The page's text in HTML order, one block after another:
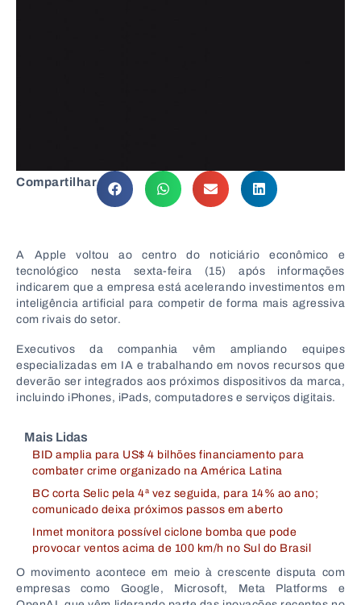
Compartilhar
A Apple voltou ao centro do noticiário econômico e
tecnológico nesta sexta-feira (15) após informações
indicarem que a empresa está acelerando investimentos em
inteligência artificial para competir de forma mais agressiva
com rivais do setor.
Executivos da companhia vêm ampliando equipes
especializadas em IA e trabalhando em novos recursos que
deverão ser integrados aos próximos dispositivos da marca,
incluindo iPhones, iPads, computadores e serviços digitais.
Mais Lidas
BID amplia para US$ 4 bilhões financiamento para
combater crime organizado na América Latina
BC corta Selic pela 4ª vez seguida, para 14% ao ano;
comunicado deixa próximos passos em aberto
Inmet monitora possível ciclone bomba que pode
provocar ventos acima de 100 km/h no Sul do Brasil
O movimento acontece em meio à crescente disputa com
empresas como Google , Microsoft, Meta Platforms e